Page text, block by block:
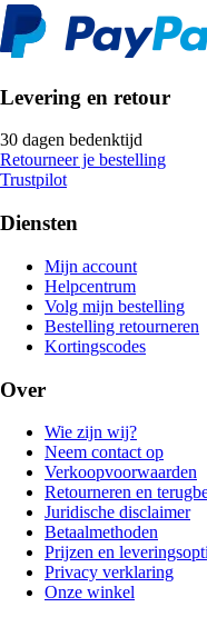
Levering en retour
30 dagen bedenktijd
Retourneer je bestelling
Trustpilot
Diensten
Mijn account
Helpcentrum
Volg mijn bestelling
Bestelling retourneren
Kortingscodes
Over
Wie zijn wij?
Neem contact op
Verkoopvoorwaarden
Retourneren en
Juridische disclaimer
Betaalmethoden
Prijzen en
Privacy verklaring
Onze winkel